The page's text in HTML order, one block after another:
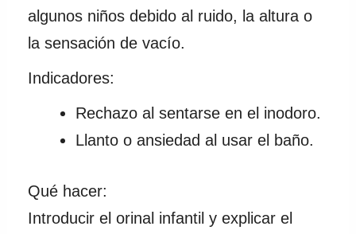
algunos niños debido al ruido, la altura o
la sensación de vacío.
Indicadores:
Rechazo al sentarse en el inodoro.
Llanto o ansiedad al usar el baño.
Qué hacer:
Introducir el orinal infantil y explicar el